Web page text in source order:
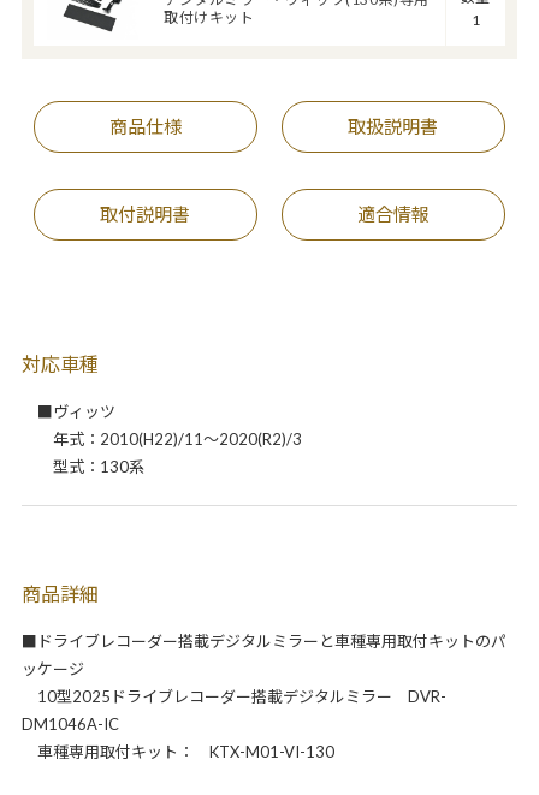
取付けキット
1
商品仕様 取扱説明書
取付説明書 適合情報
対応車種
■ヴィッツ
年式：2010(H22)/11～2020(R2)/3
型式：130系
商品詳細
■ドライブレコーダー搭載デジタルミラーと車種専用取付キットのパ
ッケージ
10型2025ドライブレコーダー搭載デジタルミラー DVR-
DM1046A-IC
車種専用取付キット： KTX-M01-VI-130